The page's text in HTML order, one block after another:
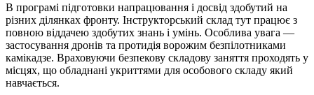
В програмі підготовки напрацювання і досвід здобутий на
різних ділянках фронту. Інструкторський склад тут працює з
повною віддачею здобутих знань і умінь. Особлива увага —
застосування дронів та протидія ворожим безпілотниками
камікадзе. Враховуючи безпекову складову заняття проходять у
місцях, що обладнані укриттями для особового складу який
навчається.